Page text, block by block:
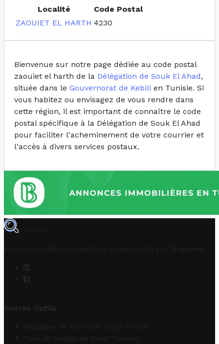
Localité
Code Postal
ZAOUIET EL HARTH 4230
Bienvenue sur notre page dédiée au code postal
zaouiet el harth de la Délégation de Souk El Ahad,
située dans le Gouvernorat de Kebili en Tunisie. Si
vous habitez ou envisagez de vous rendre dans
cette région, il est important de connaître le code
postal spécifique à la Délégation de Souk El Ahad
pour faciliter l'acheminement de votre courrier et
l'accès à divers services postaux.
TROVIT
trovit.tn est détenu, maintenu et administré par Megaweb
Autres Outils
Validateur de matricule fiscal Tunisie
Taux de change de Dinar Tunisien